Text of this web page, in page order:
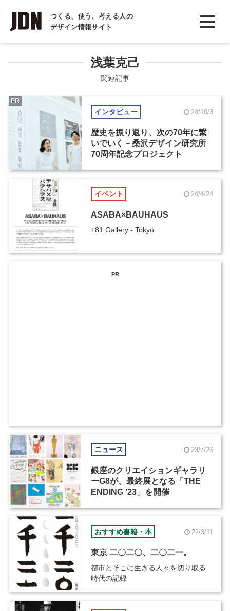
つくる、使う、考える人の
デザイン情報サイト
INTERVIEW
インタビュー
COLUMN
コラム
浅葉克己
関連記事
インタビュー 24/10/3
歴史を振り返り、次の70年に繋
いでいく－桑沢デザイン研究所
70周年記念プロジェクト
PR
イベント 24/4/24
ASABA×BAUHAUS
+81 Gallery - Tokyo
PR
ニュース 23/7/26
銀座のクリエイションギャラリ
ーG8が、最終展となる「THE
ENDING ’23」を開催
おすすめ書籍・本 22/3/11
東京 二〇二〇、二〇二一。
都市とそこに生きる人々を切り取る
時代の記録